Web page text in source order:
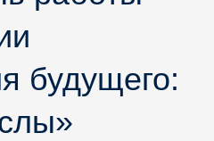
будущего: